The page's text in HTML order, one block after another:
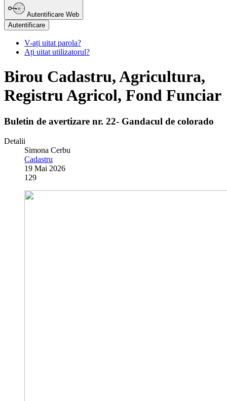
Autentificare Web
Autentificare
V-ați uitat parola?
Ați uitat utilizatorul?
Birou Cadastru, Agricultura,
Registru Agricol, Fond Funciar
Buletin de avertizare nr. 22- Gandacul de colorado
Detalii
Simona Cerbu
Cadastru
19 Mai 2026
129